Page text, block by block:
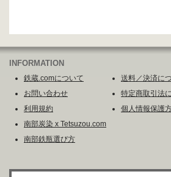
INFORMATION
鉄蔵.comについて
お問い合わせ
利用規約
南部炭染 x Tetsuzou.com
南部鉄瓶選び方
送料／決済に
特定商取引法
個人情報保護